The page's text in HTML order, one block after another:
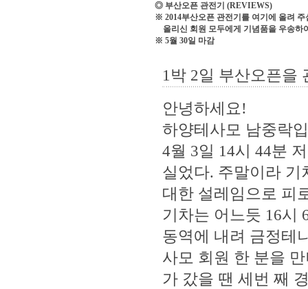
◎ 부산오픈 관전기 (REVIEWS)
※ 2014부산오픈 관전기를 여기에 올려 주
올리신 회원 모두에게 기념품을 우송하
※ 5월 30일 마감
1박 2일 부산오픈을
안녕하세요!
하양테사모 남중락
4월 3일 14시 44분
실었다. 주말이라 기
대한 설레임으로 피
기차는 어느듯 16시
동역에 내려 금정테
사모 회원 한 분을
가 갔을 땐 세번 째